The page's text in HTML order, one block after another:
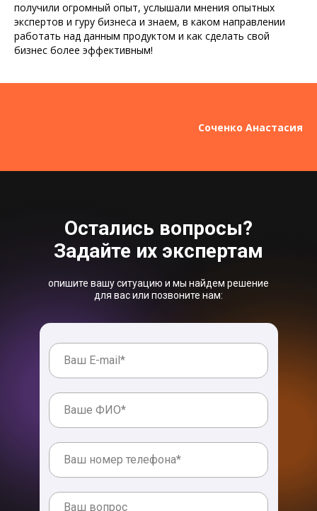
получили огромный опыт, услышали мнения опытных
экспертов и гуру бизнеса и знаем, в каком направлении
работать над данным продуктом и как сделать свой
бизнес более эффективным!
Соченко Анастасия
Остались вопросы?
Задайте их экспертам
опишите вашу ситуацию и мы найдем решение
для вас или позвоните нам: